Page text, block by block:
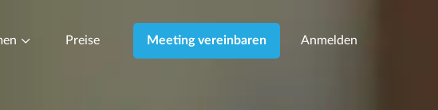
Preise Meeting vereinbaren Anmelden